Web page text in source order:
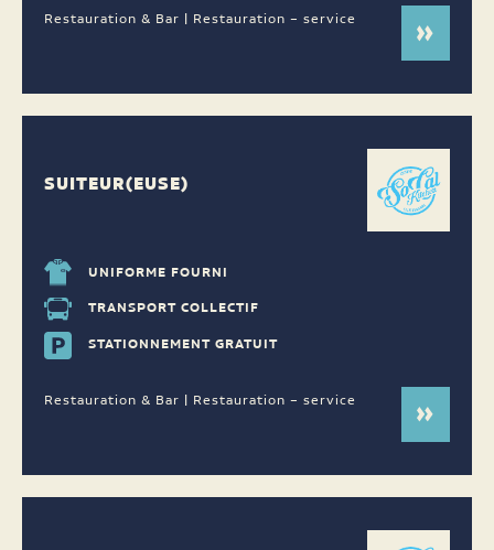
Restauration & Bar | Restauration – service
SUITEUR(EUSE)
UNIFORME FOURNI
TRANSPORT COLLECTIF
STATIONNEMENT GRATUIT
Restauration & Bar | Restauration – service